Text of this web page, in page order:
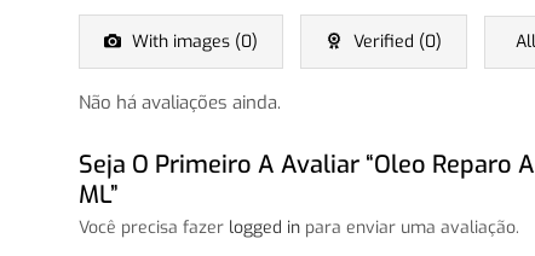
5
With images (0) Verified (0)
Não há avaliações ainda.
Seja O Primeiro A Avaliar “Oleo Reparo
ML”
Você precisa fazer logged in para enviar uma avaliação.